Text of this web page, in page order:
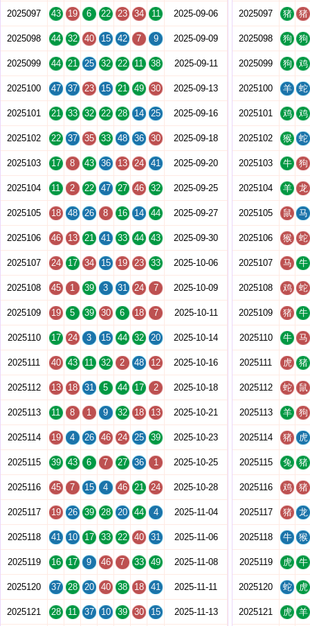
2025097 43 19 6 22 23 34 11 2025-09-06
2025098 44 32 40 15 42 7 9 2025-09-09
2025099 44 21 25 32 22 11 38 2025-09-11
2025100 47 37 23 15 21 49 30 2025-09-13
2025101 21 33 32 22 28 14 25 2025-09-16
2025102 22 37 35 33 48 36 30 2025-09-18
2025103 17 8 43 36 13 24 41 2025-09-20
2025104 11 2 22 47 27 46 32 2025-09-25
2025105 18 48 26 8 16 14 44 2025-09-27
2025106 46 13 21 41 33 44 43 2025-09-30
2025107 24 17 34 15 19 23 33 2025-10-06
2025108 45 1 39 3 31 24 7 2025-10-09
2025109 19 5 39 30 6 18 7 2025-10-11
2025110 17 24 3 15 44 32 20 2025-10-14
2025111 40 43 11 32 2 48 12 2025-10-16
2025112 13 18 31 5 44 17 2 2025-10-18
2025113 11 8 1 9 32 18 13 2025-10-21
2025114 19 4 26 46 24 25 39 2025-10-23
2025115 39 43 6 7 27 36 1 2025-10-25
2025116 45 7 15 4 46 21 24 2025-10-28
2025117 19 26 39 28 20 44 4 2025-11-04
2025118 41 10 17 33 22 40 31 2025-11-06
2025119 16 17 9 46 7 33 49 2025-11-08
2025120 37 28 20 40 38 18 41 2025-11-11
2025121 28 11 37 10 39 30 15 2025-11-13
2025097 猪 猪
2025098 狗 狗
2025099 狗 鸡
2025100 羊 蛇
2025101 鸡 鸡
2025102 猴 蛇
2025103 牛 狗
2025104 羊 龙
2025105 鼠 马
2025106 猴 蛇
2025107 马 牛
2025108 鸡 蛇
2025109 猪 牛
2025110 牛 马
2025111 虎 猪
2025112 蛇 鼠
2025113 羊 狗
2025114 猪 虎
2025115 兔 猪
2025116 鸡 猪
2025117 猪 龙
2025118 牛 猴
2025119 虎 牛
2025120 蛇 虎
2025121 虎 羊